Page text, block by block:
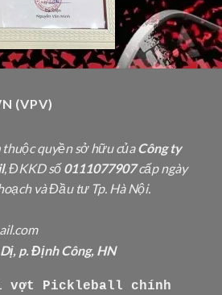
(VPV)
thuộc quyền sở hữu củaCông ty
, ĐKKD số0111077907cấp ngày
và Đầu tư Tp. Hà Nội.
p. Định Công, HN
vợt Pickleball chính